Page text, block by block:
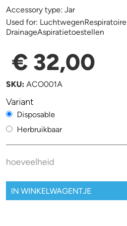
Accessory type: Jar
Used for: LuchtwegenRespiratoire
DrainageAspiratietoestellen
€ 32,00
SKU: ACO001A
Variant
Disposable
Herbruikbaar
hoeveelheid